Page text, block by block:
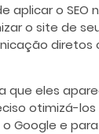
aplicar o SEO
o site de
diretos
que eles
otimizá-
Google e